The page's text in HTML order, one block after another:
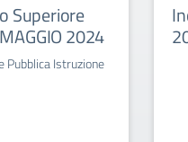
Superiore
2024
Pubblica Istruzione